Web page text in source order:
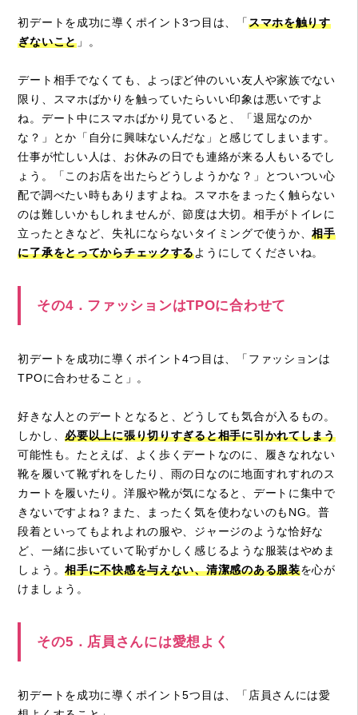
初デートを成功に導くポイント3つ目は、「スマホを触りす
ぎないこと 」。
デート相手でなくても、よっぽど仲のいい友人や家族でない
限り、スマホばかりを触っていたらいい印象は悪いですよ
ね。デート中にスマホばかり見ていると、「退屈なのか
な？」とか「自分に興味ないんだな」と感じてしまいます。
仕事が忙しい人は、お休みの日でも連絡が来る人もいるでし
ょう。「このお店を出たらどうしようかな？」とついつい心
配で調べたい時もありますよね。スマホをまったく触らない
のは難しいかもしれませんが、節度は大切。相手がトイレに
立ったときなど、失礼にならないタイミングで使うか、相手
に了承をとってからチェックするようにしてくださいね。
その4．ファッションはTPOに合わせて
初デートを成功に導くポイント4つ目は、「ファッションは
TPOに合わせること」。
好きな人とのデートとなると、どうしても気合が入るもの。
しかし、必要以上に張り切りすぎると相手に引かれてしまう
可能性も。たとえば、よく歩くデートなのに、履きなれない
靴を履いて靴ずれをしたり、雨の日なのに地面すれすれのス
カートを履いたり。洋服や靴が気になると、デートに集中で
きないですよね？また、まったく気を使わないのもNG。普
段着といってもよれよれの服や、ジャージのような恰好な
ど、一緒に歩いていて恥ずかしく感じるような服装はやめま
しょう。相手に不快感を与えない、清潔感のある服装を心が
けましょう。
その5．店員さんには愛想よく
初デートを成功に導くポイント5つ目は、「店員さんには愛